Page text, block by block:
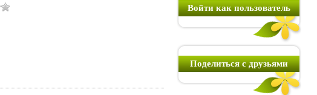
Войти как пользователь
Поделиться с друзьями